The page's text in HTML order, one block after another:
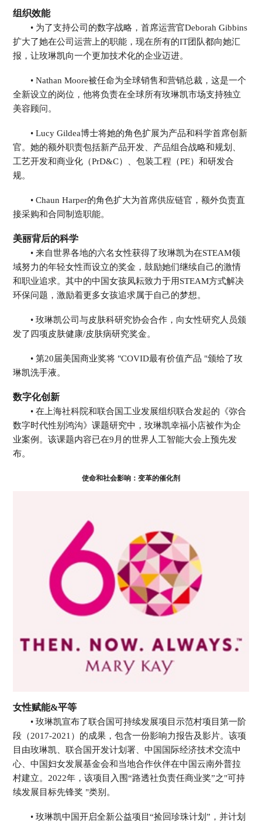
组织效能
• 为了支持公司的数字战略，首席运营官Deborah Gibbins
扩大了她在公司运营上的职能，现在所有的IT团队都向她汇
报，让玫琳凯向一个更加技术化的企业迈进。
• Nathan Moore被任命为全球销售和营销总裁，这是一个
全新设立的岗位，他将负责在全球所有玫琳凯市场支持独立
美容顾问。
• Lucy Gildea博士将她的角色扩展为产品和科学首席创新
官。她的额外职责包括新产品开发、产品组合战略和规划、
工艺开发和商业化（PrD&C）、包装工程（PE）和研发合
规。
• Chaun Harper的角色扩大为首席供应链官，额外负责直
接采购和合同制造职能。
美丽背后的科学
• 来自世界各地的六名女性获得了玫琳凯为在STEAM领
域努力的年轻女性而设立的奖金，鼓励她们继续自己的激情
和职业追求。其中的中国女孩凤耘致力于用STEAM方式解决
环保问题，激励着更多女孩追求属于自己的梦想。
• 玫琳凯公司与皮肤科研究协会合作，向女性研究人员颁
发了四项皮肤健康/皮肤病研究奖金。
• 第20届美国商业奖将 "COVID最有价值产品 "颁给了玫
琳凯洗手液。
数字化创新
• 在上海社科院和联合国工业发展组织联合发起的《弥合
数字时代性别鸿沟》课题研究中，玫琳凯幸福小店被作为企
业案例。该课题内容已在9月的世界人工智能大会上预先发
布。
使命和社会影响：变革的催化剂
女性赋能&平等
• 玫琳凯宣布了联合国可持续发展项目示范村项目第一阶
段（2017-2021）的成果，包含一份影响力报告及影片。该项
目由玫琳凯、联合国开发计划署、中国国际经济技术交流中
心、中国妇女发展基金会和当地合作伙伴在中国云南外普拉
村建立。2022年，该项目入围“路透社负责任商业奖”之"可持
续发展目标先锋奖 "类别。
• 玫琳凯中国开启全新公益项目“捡回珍珠计划”，并计划